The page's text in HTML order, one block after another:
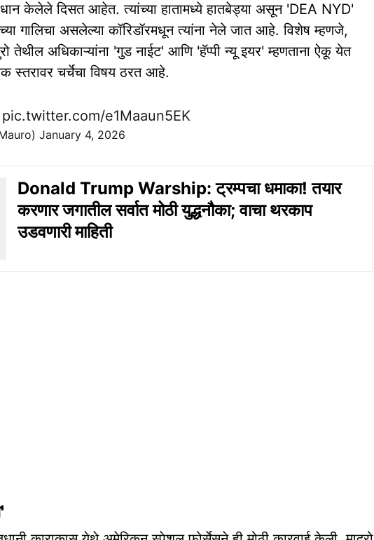
केलेले दिसत आहेत. त्यांच्या हातामध्ये हातबेड्या असून 'DEA NYD'
गालिचा असलेल्या कॉरिडॉरमधून त्यांना नेले जात आहे. विशेष म्हणजे,
तेथील अधिकाऱ्यांना 'गुड नाईट' आणि 'हॅप्पी न्यू इयर' म्हणताना ऐकू येत
स्तरावर चर्चेचा विषय ठरत आहे.
pic.twitter.com/e1Maaun5EK
January 4, 2026
Donald Trump Warship: ट्रम्पचा धमाका! तयार
करणार जगातील सर्वात मोठी युद्धनौका; वाचा थरकाप
उडवणारी माहिती